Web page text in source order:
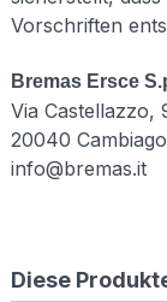
Standard URLs
von Website
unterstützen #
werden von X5
benötigt –
NICHT
!-f
Vorschriften
Bremas Ersce
Via Castellazzo,
20040
info@bremas.it
Diese